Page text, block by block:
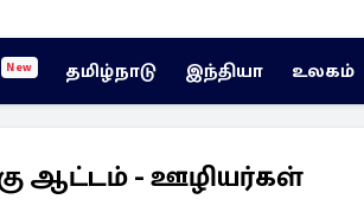
New தமிழ்நாடு இந்தியா உலகம்
ஆட்டம் - ஊழியர்கள்